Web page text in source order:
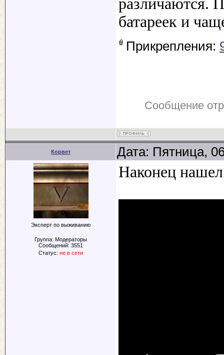
различаются.
батареек и
Прикрепления:
Сообщение
Корвет Дата: Пятница,
Эксперт по выживанию
Группа: Модераторы
Сообщений: 3551
Статус: не в сети
Наконец нашел